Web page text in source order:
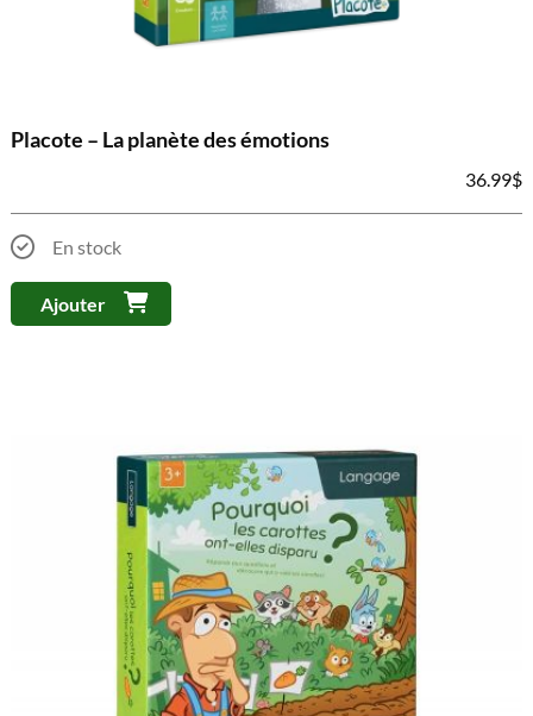
Placote – La planète des émotions
36.99$
En stock
Ajouter